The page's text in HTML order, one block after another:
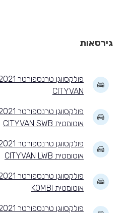
גירסאות
CITYVAN
אוטומטית CITYVAN SWB
אוטומטית CITYVAN LWB
אוטומטית KOMBI